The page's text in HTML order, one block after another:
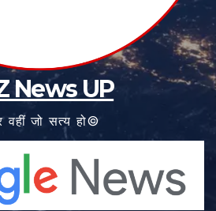
News UP
वहीं जो सत्य हो©